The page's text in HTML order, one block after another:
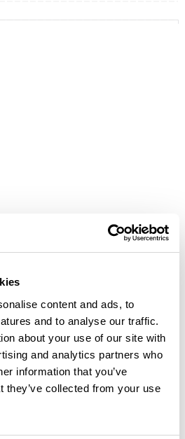
content and ads, to
and to analyse our traffic.
about your use of our site with
and analytics partners who
information that you’ve
they’ve collected from your use
un avis
VTT de 22,4 km à proximité de